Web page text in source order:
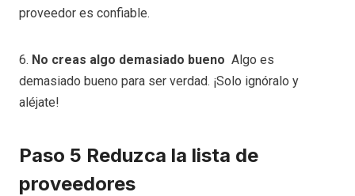
proveedor es confiable.
6. No creas algo demasiado bueno Algo es
demasiado bueno para ser verdad. ¡Solo ignóralo y
aléjate!
Paso 5 Reduzca la lista de
proveedores